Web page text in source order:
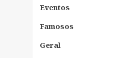
Eventos
Famosos
Geral